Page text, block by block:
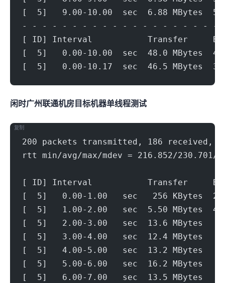
[  5]   9.00-10.00  sec  6.88 MBytes
- - - - - - - - - - - - - - - - - - - -
[ ID] Interval           Transfer
[  5]   0.00-10.00  sec  48.0 MBytes
[  5]   0.00-10.17  sec  46.5
闲时广州联通机房(500Mbps)目标机器 IPERF3单线程测试
200 packets transmitted, 186 received,
rtt min/avg/max/mdev = 216.852/230.701/
[ ID] Interval           Transfer
[  5]   0.00-1.00   sec   256
[  5]   1.00-2.00   sec  5.50
[  5]   2.00-3.00   sec  13.6
[  5]   3.00-4.00   sec  12.4
[  5]   4.00-5.00   sec  13.2
[  5]   5.00-6.00   sec  16.2
[  5]   6.00-7.00   sec  13.5
复制